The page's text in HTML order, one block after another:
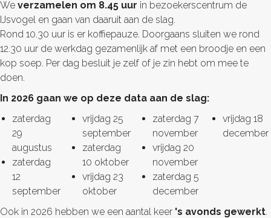
We verzamelen om 8.45 uur in bezoekerscentrum de
IJsvogel en gaan van daaruit aan de slag.
Rond 10.30 uur is er koffiepauze. Doorgaans sluiten we rond
12.30 uur de werkdag gezamenlijk af met een broodje en een
kop soep. Per dag besluit je zelf of je zin hebt om mee te
doen.
In 2026 gaan we op deze data aan de slag:
zaterdag
29
augustus
zaterdag
12
september
vrijdag 25
september
zaterdag
10 oktober
vrijdag 23
oktober
zaterdag 7
november
vrijdag 20
november
zaterdag 5
december
vrijdag 18
december
Ook in 2026 hebben we een aantal keer 's avonds gewerkt.